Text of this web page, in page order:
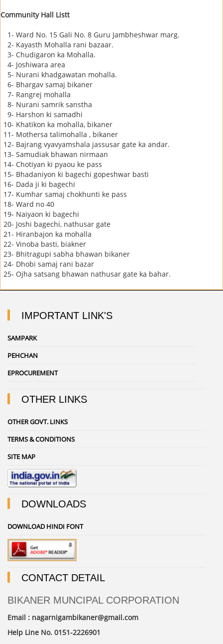
Community Hall Listt
1- Ward No. 15 Gali No. 8 Guru Jambheshwar marg.
2- Kayasth Mohalla rani bazaar.
3- Chudigaron ka Mohalla.
4- Joshiwara area
5- Nurani khadgawatan mohalla.
6- Bhargav samaj bikaner
7- Rangrej mohalla
8- Nurani samrik sanstha
9- Harshon ki samadhi
10- Khatikon ka mohalla, bikaner
11- Mothersa talimohalla , bikaner
12- Bajrang vyavyamshala jassusar gate ka andar.
13- Samudiak bhawan nirmaan
14- Chotiyan ki pyaou ke pass
15- Bhadaniyon ki bagechi gopeshwar basti
16- Dada ji ki bagechi
17- Kumhar samaj chokhunti ke pass
18- Ward no 40
19- Naiyaon ki bagechi
20- Joshi bagechi, nathusar gate
21- Hiranbajon ka mohalla
22- Vinoba basti, biakner
23- Bhitragupi sabha bhawan bikaner
24- Dhobi samaj rani bazar
25- Ojha satsang bhawan nathusar gate ka bahar.
IMPORTANT LINK'S
SAMPARK
PEHCHAN
EPROCUREMENT
OTHER LINKS
OTHER GOVT. LINKS
TERMS & CONDITIONS
SITE MAP
DOWNLOADS
DOWNLOAD HINDI FONT
CONTACT DETAIL
BIKANER MUNCIPAL CORPORATION
Email : nagarnigambikaner@gmail.com
Help Line No. 0151-2226901